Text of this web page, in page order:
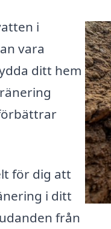
i
vara
ditt hem
för dig att
i ditt
från